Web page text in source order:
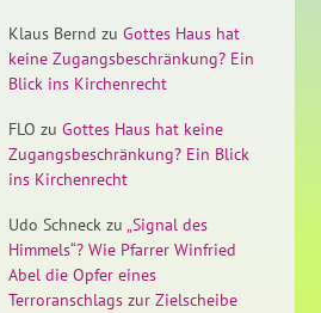
Klaus Bernd zu Gottes Haus hat
keine Zugangsbeschränkung? Ein
Blick ins Kirchenrecht
FLO zu Gottes Haus hat keine
Zugangsbeschränkung? Ein Blick
ins Kirchenrecht
Udo Schneck zu „Signal des
Himmels“? Wie Pfarrer Winfried
Abel die Opfer eines
Terroranschlags zur Zielscheibe